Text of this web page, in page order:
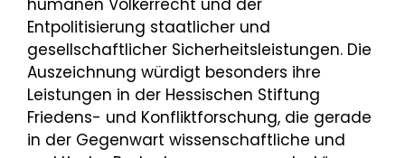
humanen Völkerrecht und der
Entpolitisierung staatlicher und
gesellschaftlicher Sicherheitsleistungen. Die
Auszeichnung würdigt besonders ihre
Leistungen in der Hessischen Stiftung
Friedens- und Konfliktforschung, die gerade
in der Gegenwart wissenschaftliche und